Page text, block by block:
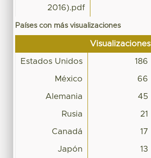
2016).pdf
Países con más visualizaciones
Visualizaciones
Estados Unidos 186
México 66
Alemania 45
Rusia 21
Canadá 17
Japón 13